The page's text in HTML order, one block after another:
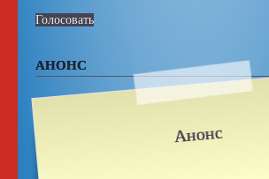
Голосовать
АНОНС
Анонс